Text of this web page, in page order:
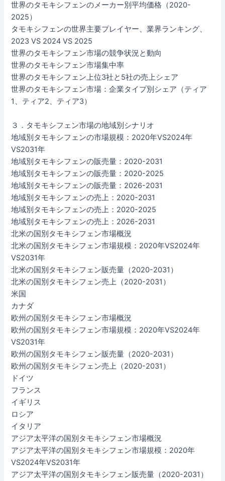
世界のタモキシフェンのメーカー別平均価格（2020-
2025）
タモキシフェンの世界主要プレイヤー、業界ランキング、
2023 VS 2024 VS 2025
世界のタモキシフェン市場の競争状況と動向
世界のタモキシフェン市場集中率
世界のタモキシフェン上位3社と5社の売上シェア
世界のタモキシフェン市場：企業タイプ別シェア（ティア
1、ティア2、ティア3）
３．タモキシフェン市場の地域別シナリオ
地域別タモキシフェンの市場規模：2020年VS2024年
VS2031年
地域別タモキシフェンの販売量：2020-2031
地域別タモキシフェンの販売量：2020-2025
地域別タモキシフェンの販売量：2026-2031
地域別タモキシフェンの売上：2020-2031
地域別タモキシフェンの売上：2020-2025
地域別タモキシフェンの売上：2026-2031
北米の国別タモキシフェン市場概況
北米の国別タモキシフェン市場規模：2020年VS2024年
VS2031年
北米の国別タモキシフェン販売量（2020-2031）
北米の国別タモキシフェン売上（2020-2031）
米国
カナダ
欧州の国別タモキシフェン市場概況
欧州の国別タモキシフェン市場規模：2020年VS2024年
VS2031年
欧州の国別タモキシフェン販売量（2020-2031）
欧州の国別タモキシフェン売上（2020-2031）
ドイツ
フランス
イギリス
ロシア
イタリア
アジア太平洋の国別タモキシフェン市場概況
アジア太平洋の国別タモキシフェン市場規模：2020年
VS2024年VS2031年
アジア太平洋の国別タモキシフェン販売量（2020-2031）